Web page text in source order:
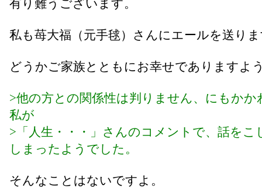
有り難うございます。
私も苺大福（元手毬）さんにエールを送り
どうかご家族とともにお幸せでありますよ
>他の方との関係性は判りません、にもかか
私が
>「人生・・・」さんのコメントで、話をこ
しまったようでした。
そんなことはないですよ。